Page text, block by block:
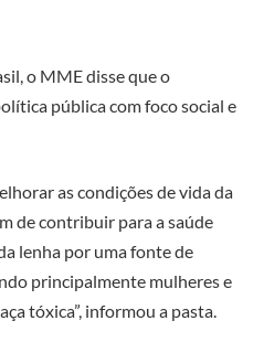
o MME disse que o
pública com foco social e
as condições de vida da
de contribuir para a saúde
lenha por uma fonte de
principalmente mulheres e
tóxica”, informou a pasta.